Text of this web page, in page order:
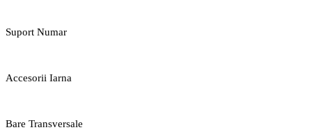
Suport Numar
Accesorii Iarna
Bare Transversale